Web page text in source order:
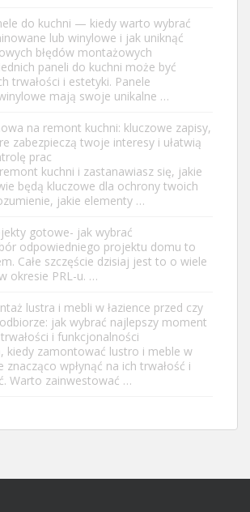
do kuchni — kiedy warto wybrać
lub winylowe i jak uniknąć
błędów montażowych
paneli do kuchni może być
trwałości i estetyki. Panele
mają swoje unikalne …
na remont kuchni: kluczowe zapisy,
zabezpieczą twoje interesy i ułatwią
prac
kuchni i zastanawiasz się, jakie
będą kluczowe dla ochrony twoich
jakie elementy …
gotowe- jak wybrać
odpowiedniego projektu domu to
Całe szczęście dzisiaj jest to o wiele
okresie PRL-u. …
lustra i mebli w łazience przed czy
jak wybrać najlepszy moment
i funkcjonalności
kiedy zamontować lustro i meble w
znacząco wpłynąć na ich trwałość i
Warto zainwestować …